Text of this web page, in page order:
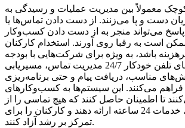
معمولاً بین مدیریت عملیات و رسیدگی به
دست و پا می‌زنند. از دست دادن تماس‌ها یا
می‌تواند منجر به از دست دادن کسب‌وکار
است به رقبا روی آورند. استخدام کارکنان
باشد، به ویژه برای شرکت‌هایی با بودجه
محدود. سیستم‌های تلفن خودکار 24/7 مدیریت تماس، مسیریابی
مناسب، دریافت پیام و حتی برنامه‌ریزی
فراهم می‌کنند. این سیستم‌ها به کسب‌وکارهای
تا اطمینان حاصل کنند که هیچ تماسی را از
دست نمی‌دهند، خدمات 24 ساعته ارائه دهند و کارکنان را برای
تمرکز بر رشد آزاد کنند.